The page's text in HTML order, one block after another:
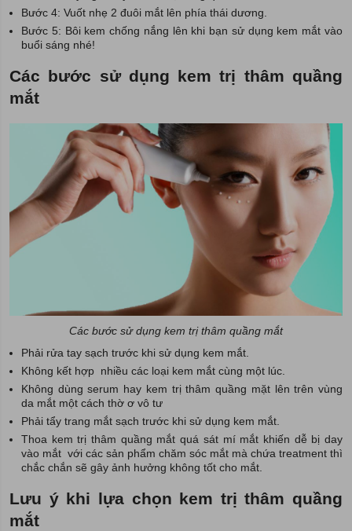
Bước 4: Vuốt nhẹ 2 đuôi mắt lên phía thái dương.
Bước 5: Bôi kem chống nắng lên khi bạn sử dụng kem mắt vào
buổi sáng nhé!
Các bước sử dụng kem trị thâm quầng
mắt
Các bước sử dụng kem trị thâm quầng mắt
Phải rửa tay sạch trước khi sử dụng kem mắt.
Không kết hợp nhiều các loại kem mắt cùng một lúc.
Không dùng serum hay kem trị thâm quầng mặt lên trên vùng
da mắt một cách thờ ơ vô tư
Phải tẩy trang mắt sạch trước khi sử dụng kem mắt.
Thoa kem trị thâm quầng mắt quá sát mí mắt khiến dễ bị day
vào mắt với các sản phẩm chăm sóc mắt mà chứa treatment thì
chắc chắn sẽ gây ảnh hưởng không tốt cho mắt.
Lưu ý khi lựa chọn kem trị thâm quầng
mắt